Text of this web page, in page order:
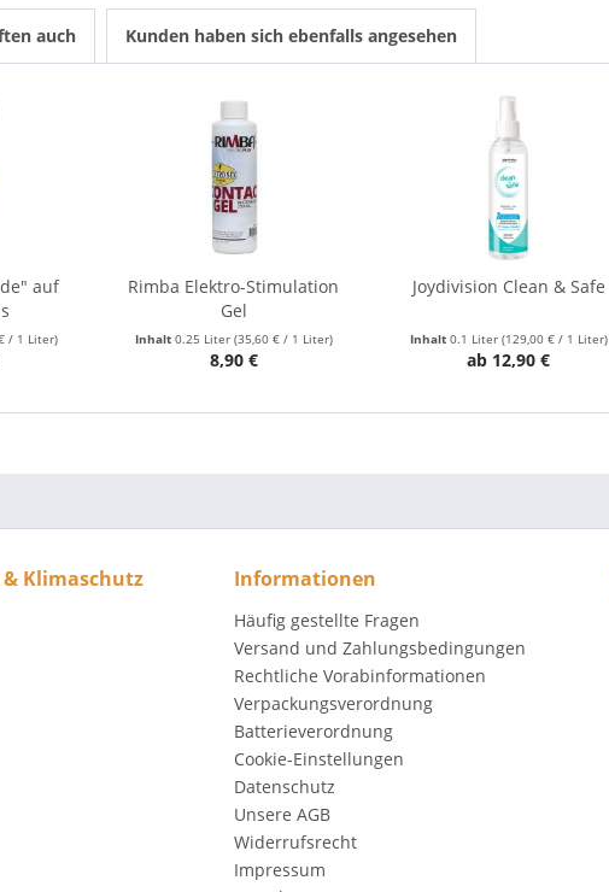
auch Kunden haben sich ebenfalls angesehen
auf
/ 1 Liter)
Rimba Elektro-Stimulation
Gel
Inhalt 0.25 Liter (35,60 € / 1 Liter)
8,90 €
Joydivision Clean & Safe
Inhalt 0.1 Liter (129,00 € / 1 Liter)
ab 12,90 €
Klimaschutz Informationen
Häufig gestellte Fragen
Versand und Zahlungsbedingungen
Rechtliche Vorabinformationen
Verpackungsverordnung
Batterieverordnung
Cookie-Einstellungen
Datenschutz
Unsere AGB
Widerrufsrecht
Impressum